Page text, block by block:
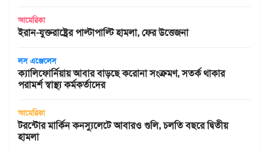
আমেরিকা
ইরান-যুক্তরাষ্ট্রের পাল্টাপাল্টি হামলা, ফের উত্তেজনা
লস এঞ্জেলেস
ক্যালিফোর্নিয়ায় আবার বাড়ছে করোনা সংক্রমণ, সতর্ক থাকার
পরামর্শ স্বাস্থ্য কর্মকর্তাদের
আমেরিকা
টরন্টোর মার্কিন কনস্যুলেটে আবারও গুলি, চলতি বছরে দ্বিতীয়
হামলা